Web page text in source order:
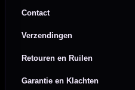
Contact
Verzendingen
Retouren en Ruilen
Garantie en Klachten